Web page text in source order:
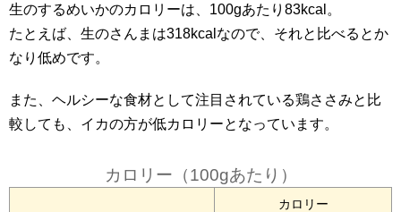
生のするめいかのカロリーは、100gあたり83kcal。
たとえば、生のさんまは318kcalなので、それと比べるとか
なり低めです。
また、ヘルシーな食材として注目されている鶏ささみと比
較しても、イカの方が低カロリーとなっています。
カロリー（100gあたり）
カロリー